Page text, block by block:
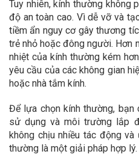
Tuy nhiên, kính thường không
độ an toàn cao. Vì dễ vỡ và
tiềm ẩn nguy cơ gây thương
trẻ nhỏ hoặc đông người. Hơn
nhiệt của kính thường kém
yêu cầu của các không gian
hoặc nhà tắm kính.
Để lựa chọn kính thường, bạn
sử dụng và môi trường lắp
không chịu nhiều tác động
thường là một giải pháp hợp lý.